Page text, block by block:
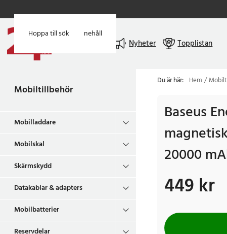
Hoppa till huvudinnehåll
Hoppa till sök
Nyheter Topplistan
Mobiltillbehör
Mobilladdare
Mobilskal
Skärmskydd
Datakablar & adapters
Mobilbatterier
Du är här: Hem
Baseus
20000
Pris :449 kr
449 kr